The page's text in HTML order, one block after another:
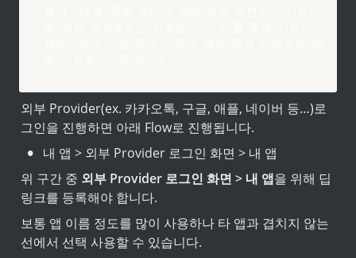
외부 Provider(ex. 카카오톡, 구글, 애플, 네이버 등…)로
그인을 진행하면 아래 Flow로 진행됩니다.
• 내 앱 > 외부 Provider 로그인 화면 > 내 앱
위 구간 중 외부 Provider 로그인 화면 > 내 앱을 위해 딥
링크를 등록해야 합니다.
보통 앱 이름 정도를 많이 사용하나 타 앱과 겹치지 않는
선에서 선택 사용할 수 있습니다.